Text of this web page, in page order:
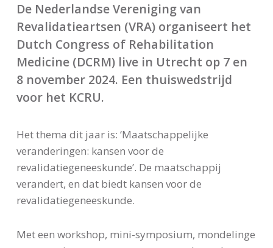
De Nederlandse Vereniging van
Revalidatieartsen (VRA) organiseert het
Dutch Congress of Rehabilitation
Medicine (DCRM) live in Utrecht op 7 en
8 november 2024. Een thuiswedstrijd
voor het KCRU.
Het thema dit jaar is: ‘Maatschappelijke
veranderingen: kansen voor de
revalidatiegeneeskunde’. De maatschappij
verandert, en dat biedt kansen voor de
revalidatiegeneeskunde.
Met een workshop, mini-symposium, mondelinge